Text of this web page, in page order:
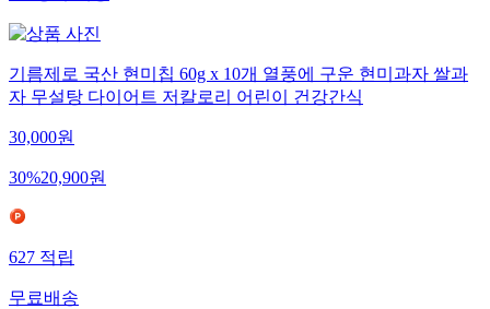
기름제로 국산 현미칩 60g x 10개 열풍에 구운 현미과자 쌀과
자 무설탕 다이어트 저칼로리 어린이 건강간식
30,000원
30%20,900원
627 적립
무료배송